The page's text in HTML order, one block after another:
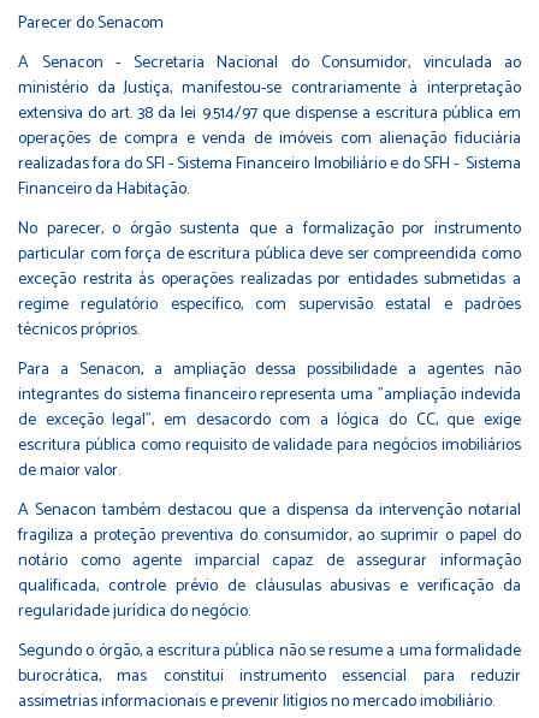
Parecer do Senacom
A Senacon - Secretaria Nacional do Consumidor, vinculada ao
ministério da Justiça, manifestou-se contrariamente à interpretação
extensiva do art. 38 da lei 9.514/97 que dispense a escritura pública em
operações de compra e venda de imóveis com alienação fiduciária
realizadas fora do SFI - Sistema Financeiro Imobiliário e do SFH - Sistema
Financeiro da Habitação.
No parecer, o órgão sustenta que a formalização por instrumento
particular com força de escritura pública deve ser compreendida como
exceção restrita às operações realizadas por entidades submetidas a
regime regulatório específico, com supervisão estatal e padrões
técnicos próprios.
Para a Senacon, a ampliação dessa possibilidade a agentes não
integrantes do sistema financeiro representa uma "ampliação indevida
de exceção legal", em desacordo com a lógica do CC, que exige
escritura pública como requisito de validade para negócios imobiliários
de maior valor.
A Senacon também destacou que a dispensa da intervenção notarial
fragiliza a proteção preventiva do consumidor, ao suprimir o papel do
notário como agente imparcial capaz de assegurar informação
qualificada, controle prévio de cláusulas abusivas e verificação da
regularidade jurídica do negócio.
Segundo o órgão, a escritura pública não se resume a uma formalidade
burocrática, mas constitui instrumento essencial para reduzir
assimetrias informacionais e prevenir litígios no mercado imobiliário.